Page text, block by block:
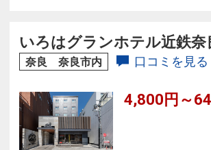
いろはグランホテル近鉄奈
奈良 奈良市内 口コミを見る
4,800円～